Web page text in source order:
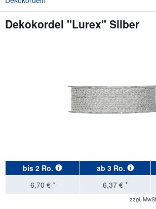
Dekokordel "Lurex" Silber
bis 2 Ro. ab 3 Ro.
6,70 € *
6,37 € *
zzgl.